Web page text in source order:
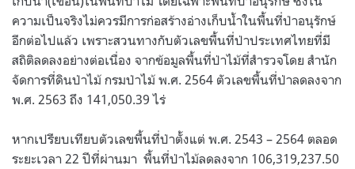
ความเป็นจริงไม่ควรมีการก่อสร้างอ่างเก็บน้ำในพื้นที่ป่าอนุรักษ์
อีกต่อไปแล้ว เพราะสวนทางกับตัวเลขพื้นที่ป่าประเทศไทยที่มี
สถิติลดลงอย่างต่อเนื่อง จากข้อมูลพื้นที่ป่าไม้ที่สำรวจโดย สำนัก
จัดการที่ดินป่าไม้ กรมป่าไม้ พ.ศ. 2564 ตัวเลขพื้นที่ป่าลดลงจาก
พ.ศ. 2563 ถึง 141,050.39 ไร่
หากเปรียบเทียบตัวเลขพื้นที่ป่าตั้งแต่ พ.ศ. 2543 – 2564 ตลอด
ระยะเวลา 22 ปีที่ผ่านมา พื้นที่ป่าไม้ลดลงจาก 106,319,237.50